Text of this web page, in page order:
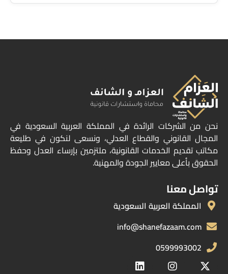
نحن من الشركات الرائدة في المملكة العربية السعودية في
المجال القانوني والقطاع العدلي، ونسعى لنكون في طليعة
مكاتب تقديم الخدمات القانونية، ملتزمين بإرساء العدل وحفظ
الحقوق بأعلى معايير الجودة والمهنية.
تواصل معنا
المملكة العربية السعودية
info@shanefazaam.com
0599993002